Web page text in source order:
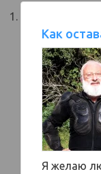
Как
Я желаю